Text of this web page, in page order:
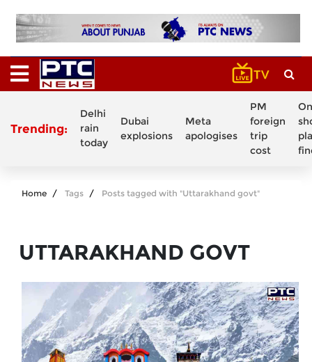
Trending:
Delhi
rain
today
Dubai
explosions
Meta
apologises
PM
foreign
trip
cost
Home Tags Posts tagged with "Uttarakhand govt"
UTTARAKHAND GOVT